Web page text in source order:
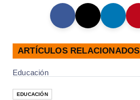
ARTÍCULOS RELACIONADOS
Educación
EDUCACIÓN